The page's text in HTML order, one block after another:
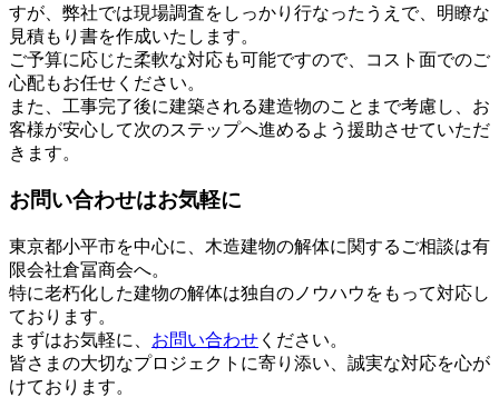
すが、弊社では現場調査をしっかり行なったうえで、明瞭な
見積もり書を作成いたします。
ご予算に応じた柔軟な対応も可能ですので、コスト面でのご
心配もお任せください。
また、工事完了後に建築される建造物のことまで考慮し、お
客様が安心して次のステップへ進めるよう援助させていただ
きます。
お問い合わせはお気軽に
東京都小平市を中心に、木造建物の解体に関するご相談は有
限会社倉冨商会へ。
特に老朽化した建物の解体は独自のノウハウをもって対応し
ております。
まずはお気軽に、 お問い合わせ ください。
皆さまの大切なプロジェクトに寄り添い、誠実な対応を心が
けております。